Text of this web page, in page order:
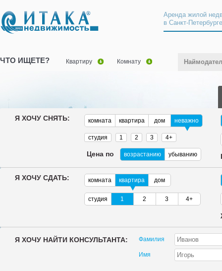
Аренда жилой
в Санкт-
ЧТО ИЩЕТЕ? Квартиру Комнату
Я ХОЧУ СНЯТЬ: комната квартира дом неважно
студия 1 2 3 4+
Цена по возрастанию убыванию
Я ХОЧУ СДАТЬ: комната квартира дом
студия 1 2 3 4+
Я ХОЧУ НАЙТИ КОНСУЛЬТАНТА: Фамилия
Имя